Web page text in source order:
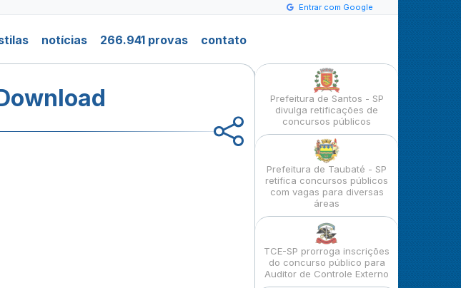
Entrar com Google
notícias 266.941 provas contato
Prefeitura de Santos - SP
divulga retificações de
concursos públicos
Prefeitura de Taubaté - SP
retifica concursos públicos
com vagas para diversas
áreas
TCE-SP prorroga inscrições
do concurso público para
Auditor de Controle Externo